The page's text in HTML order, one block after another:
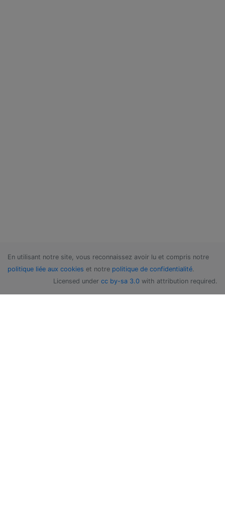
En utilisant notre site, vous reconnaissez avoir lu et compris notre
politique liée aux cookies et notre politique de confidentialité.
Licensed under cc by-sa 3.0 with attribution required.